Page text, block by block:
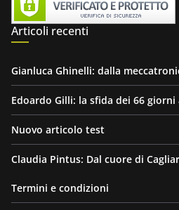
Articoli recenti
Gianluca Ghinelli: dalla
Edoardo Gilli: la sfida dei 66
Nuovo articolo test
Claudia Pintus: Dal cuore di
Termini e condizioni